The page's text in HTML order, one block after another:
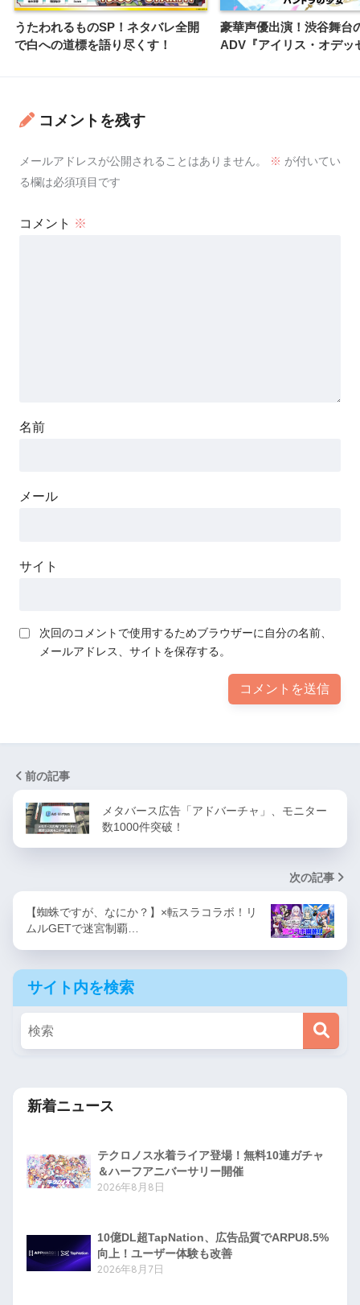
うたわれるものSP！ネタバレ全開
で白への道標を語り尽くす！
豪華声優出演！渋谷舞台
ADV『アイリス・オデッ
コメントを残す
メールアドレスが公開されることはありません。 ※ が付いてい
る欄は必須項目です
コメント ※
名前
メール
サイト
次回のコメントで使用するためブラウザーに自分の名前、
メールアドレス、サイトを保存する。
前の記事
メタバース広告「アドバーチャ」、モニター
数1000件突破！
次の記事
【蜘蛛ですが、なにか？】×転スラコラボ！リ
ムルGETで迷宮制覇…
サイト内を検索
新着ニュース
テクロノス水着ライア登場！無料10連ガチャ
＆ハーフアニバーサリー開催
2026年8月8日
10億DL超TapNation、広告品質でARPU8.5%
向上！ユーザー体験も改善
2026年8月7日